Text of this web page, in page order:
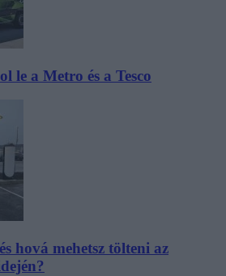
le a Metro és a Tesco
hová mehetsz tölteni az